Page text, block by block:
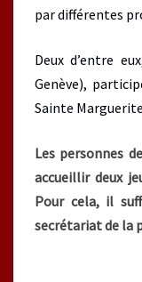
par différentes
Deux d’entre
Genève),
Sainte
Les personnes
accueillir deux
Pour cela, il
secrétariat de la